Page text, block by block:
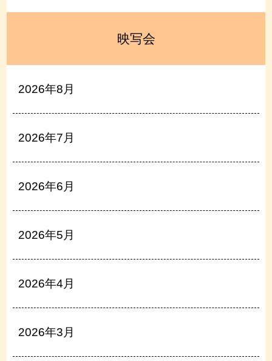
映写会
2026年8月
2026年7月
2026年6月
2026年5月
2026年4月
2026年3月